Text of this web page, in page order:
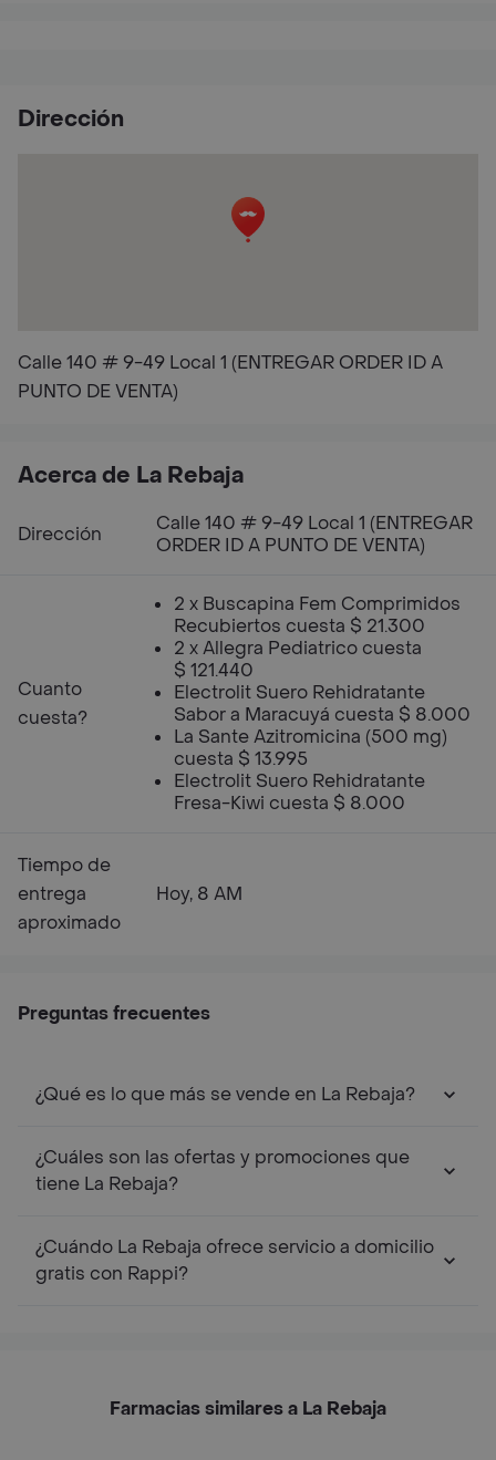
Dirección
Calle 140 # 9-49 Local 1 (ENTREGAR ORDER ID A
PUNTO DE VENTA)
Acerca de La Rebaja
Dirección
Calle 140 # 9-49 Local 1 (ENTREGAR
ORDER ID A PUNTO DE VENTA)
Cuanto
cuesta?
2 x Buscapina Fem Comprimidos
Recubiertos cuesta $ 21.300
2 x Allegra Pediatrico cuesta
$ 121.440
Electrolit Suero Rehidratante
Sabor a Maracuyá cuesta $ 8.000
La Sante Azitromicina (500 mg)
cuesta $ 13.995
Electrolit Suero Rehidratante
Fresa-Kiwi cuesta $ 8.000
Tiempo de
entrega
aproximado
Hoy, 8 AM
Preguntas frecuentes
¿Qué es lo que más se vende en La Rebaja?
¿Cuáles son las ofertas y promociones que
tiene La Rebaja?
¿Cuándo La Rebaja ofrece servicio a domicilio
gratis con Rappi?
Farmacias similares a La Rebaja